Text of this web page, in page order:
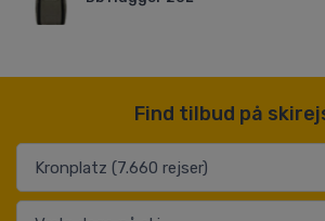
Find tilbud på